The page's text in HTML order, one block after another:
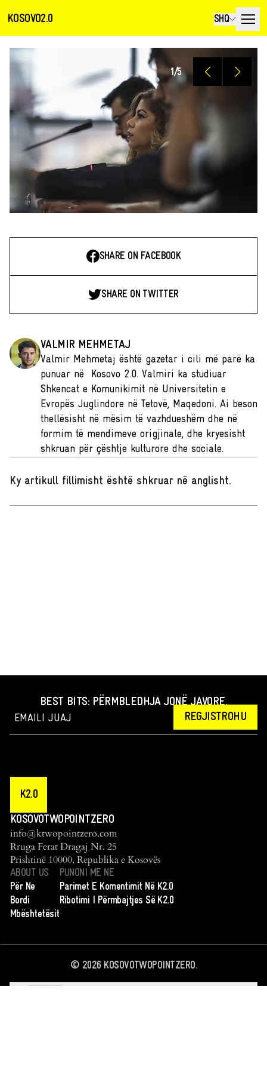
KOSOVO2.0 SHQ
1/5
SHARE ON FACEBOOK
SHARE ON TWITTER
VALMIR MEHMETAJ
Valmir Mehmetaj është gazetar i cili më parë ka
punuar në Kosovo 2.0. Valmiri ka studiuar
Shkencat e Komunikimit në Universitetin e
Evropës Juglindore në Tetovë, Maqedoni. Ai beson
thellësisht në mësim të vazhdueshëm dhe në
formim të mendimeve origjinale, dhe kryesisht
shkruan për çështje kulturore dhe sociale.
Ky artikull fillimisht është shkruar në anglisht.
BEST BITS: PËRMBLEDHJA JONË JAVORE.
REGJISTROHU
K2.0
KOSOVOTWOPOINTZERO
info@ktwopointzero.com
Rruga Ferat Dragaj Nr. 25
Prishtinë 10000, Republika e Kosovës
ABOUT US
Për Ne
Bordi
Mbështetësit
PUNONI ME NE
Parimet E Komentimit Në K2.0
Ribotimi I Përmbajtjes Së K2.0
© 2026KOSOVOTWOPOINTZERO.